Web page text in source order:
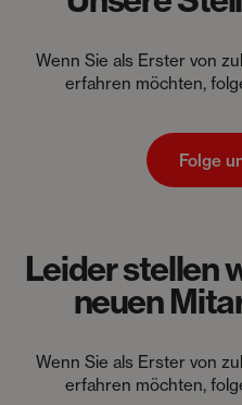
Wenn Sie als Erster von
erfahren möchten,
Folge
Leider stellen
neuen
Wenn Sie als Erster von
erfahren möchten,